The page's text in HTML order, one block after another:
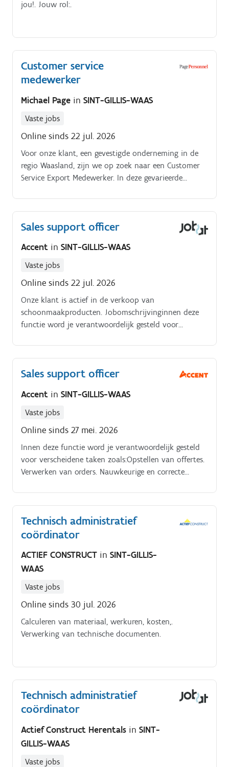
jou!. Jouw rol:.
Customer service
medewerker
Michael Page in SINT-GILLIS-WAAS
Vaste jobs
Online sinds 22 jul. 2026
Voor onze klant, een gevestigde onderneming in de
regio Waasland, zijn we op zoek naar een Customer
Service Export Medewerker. In deze gevarieerde
logistiek en zorg je ervoor dat het volledige
orderproces vlekkeloos verloopt.
Sales support officer
Accent in SINT-GILLIS-WAAS
Vaste jobs
Online sinds 22 jul. 2026
Onze klant is actief in de verkoop van
schoonmaakproducten. Jobomschrijvinginnen deze
functie word je verantwoordelijk gesteld voor
Sales support officer
Accent in SINT-GILLIS-WAAS
Vaste jobs
Online sinds 27 mei. 2026
Innen deze functie word je verantwoordelijk gesteld
voor verscheidene taken zoals:Opstellen van offertes.
Verwerken van orders. Nauwkeurige en correcte
goede klantenrelaties
Technisch administratief
coördinator
ACTIEF CONSTRUCT in SINT-GILLIS-
WAAS
Vaste jobs
Online sinds 30 jul. 2026
Calculeren van materiaal, werkuren, kosten,.
Verwerking van technische documenten.
Technisch administratief
coördinator
Actief Construct Herentals in SINT-
GILLIS-WAAS
Vaste jobs